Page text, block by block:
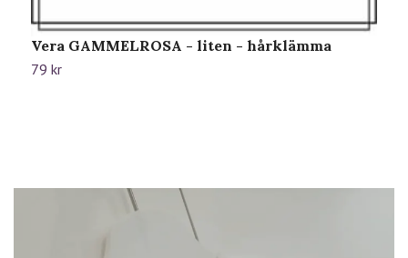
Vera GAMMELROSA - liten - hårklämma
79 kr